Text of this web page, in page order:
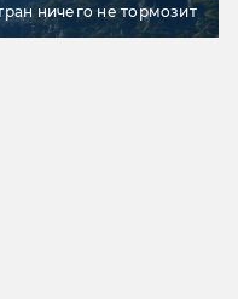
ничего не тормозит